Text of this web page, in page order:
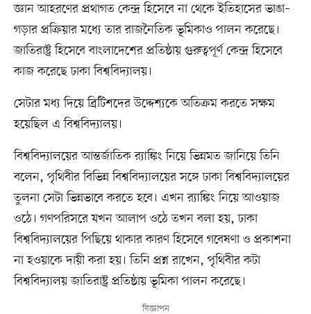
জ্ঞান আহরণের প্রথাগত কেন্দ্র হিসেবে না থেকে ইতিহাসের ভাঙা–
গড়ার প্রক্রিয়ার মধ্যে তার রাজনৈতিক ভূমিকাও পালন করেছে।
জাতিরাষ্ট্র হিসেবে বাংলাদেশের প্রতিষ্ঠায় গুরুত্বপূর্ণ কেন্দ্র হিসেবে
কাজ করেছে ঢাকা বিশ্ববিদ্যালয়।
সেটার মধ্য দিয়ে ব্রিটিশদের উদ্দেশ্যকে অতিক্রম করতে সক্ষম
হয়েছিল এ বিশ্ববিদ্যালয়।
বিশ্ববিদ্যালয়ের আন্তর্জাতিক র‍্যাঙ্কিং নিয়ে ভিন্নমত জানিয়ে তিনি
বলেন, পৃথিবীর বিভিন্ন বিশ্ববিদ্যালয়ের সঙ্গে ঢাকা বিশ্ববিদ্যালয়ের
তুলনা সেটা ভিন্নভাবে করতে হবে। এখন র‍্যাঙ্কিং নিয়ে আওয়াজ
ওঠে। গণপরিসরে যখন আলাপ ওঠে তখন বলা হয়, ঢাকা
বিশ্ববিদ্যালয়ের পিছিয়ে থাকার কারণ হিসেবে গবেষণা ও প্রকাশনা
না হওয়াকে দায়ী করা হয়। তিনি প্রশ্ন রাখেন, পৃথিবীর কটা
বিশ্ববিদ্যালয় জাতিরাষ্ট্র প্রতিষ্ঠায় ভূমিকা পালন করেছে।